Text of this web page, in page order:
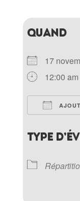
QUAND
17
12:00 am
TYPE